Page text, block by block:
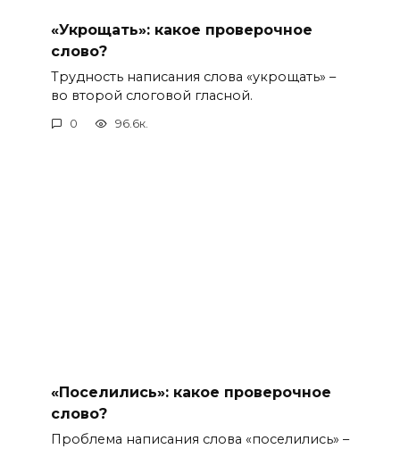
«Укрощать»: какое проверочное
слово?
Трудность написания слова «укрощать» –
во второй слоговой гласной.
0 96.6к.
«Поселились»: какое проверочное
слово?
Проблема написания слова «поселились» –